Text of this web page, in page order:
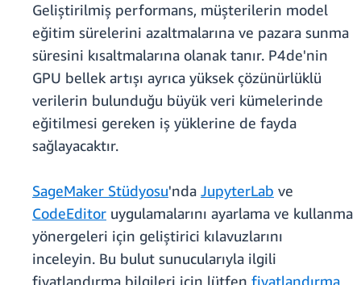
Geliştirilmiş performans, müşterilerin model
eğitim sürelerini azaltmalarına ve pazara sunma
süresini kısaltmalarına olanak tanır. P4de'nin
GPU bellek artışı ayrıca yüksek çözünürlüklü
verilerin bulunduğu büyük veri kümelerinde
eğitilmesi gereken iş yüklerine de fayda
sağlayacaktır.
SageMaker Stüdyosu'nda JupyterLab ve
CodeEditor uygulamalarını ayarlama ve kullanma
yönergeleri için geliştirici kılavuzlarını
inceleyin. Bu bulut sunucularıyla ilgili
fiyatlandırma bilgileri için lütfen fiyatlandırma